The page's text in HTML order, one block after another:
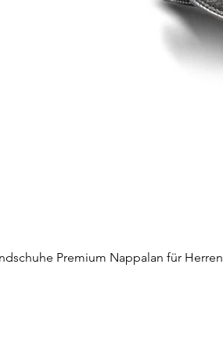
Premium Nappalan für Herren